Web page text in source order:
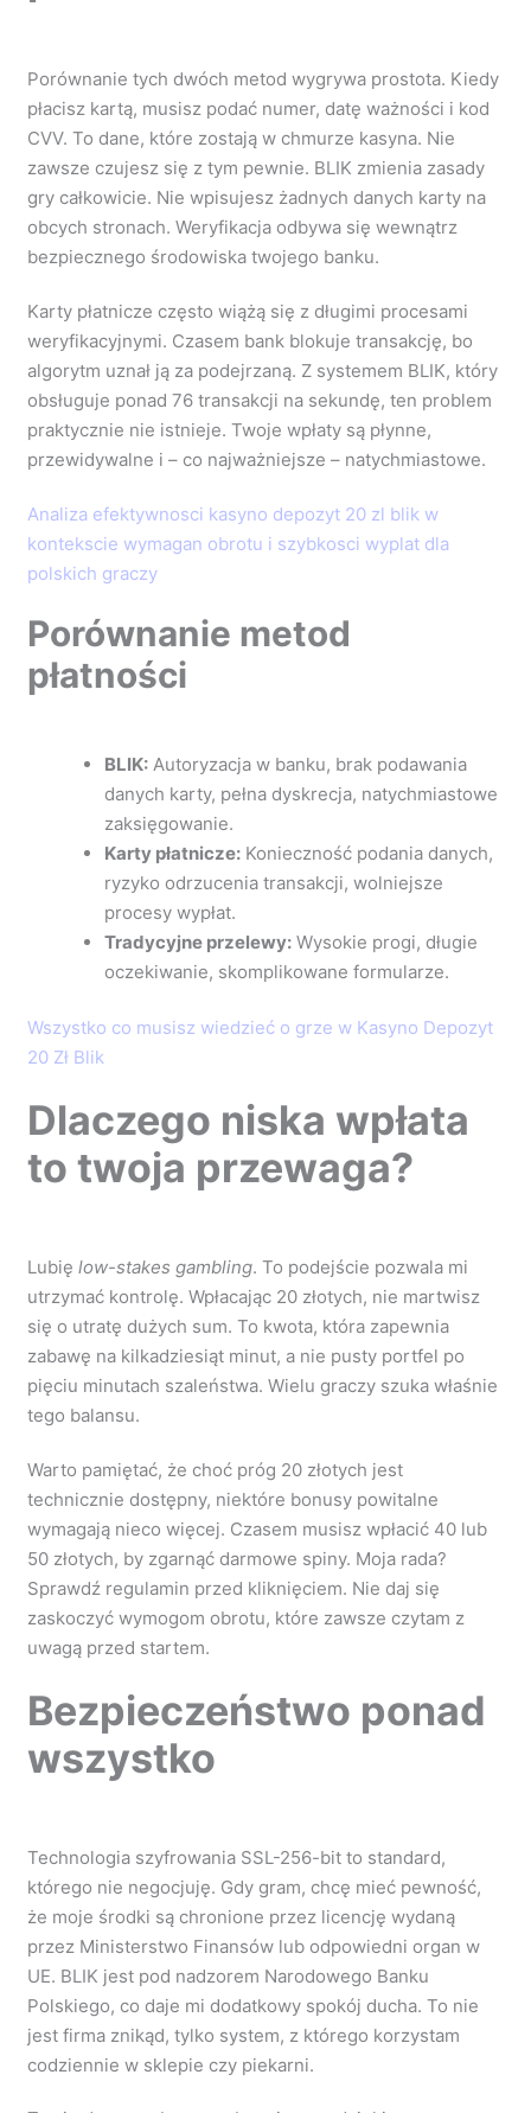
Porównanie tych dwóch metod wygrywa prostota. Kiedy
płacisz kartą, musisz podać numer, datę ważności i kod
CVV. To dane, które zostają w chmurze kasyna. Nie
zawsze czujesz się z tym pewnie. BLIK zmienia zasady
gry całkowicie. Nie wpisujesz żadnych danych karty na
obcych stronach. Weryfikacja odbywa się wewnątrz
bezpiecznego środowiska twojego banku.
Karty płatnicze często wiążą się z długimi procesami
weryfikacyjnymi. Czasem bank blokuje transakcję, bo
algorytm uznał ją za podejrzaną. Z systemem BLIK, który
obsługuje ponad 76 transakcji na sekundę, ten problem
praktycznie nie istnieje. Twoje wpłaty są płynne,
przewidywalne i – co najważniejsze – natychmiastowe.
Analiza efektywnosci kasyno depozyt 20 zl blik w
kontekscie wymagan obrotu i szybkosci wyplat dla
polskich graczy
Porównanie metod
płatności
BLIK: Autoryzacja w banku, brak podawania
danych karty, pełna dyskrecja, natychmiastowe
zaksięgowanie.
Karty płatnicze: Konieczność podania danych,
ryzyko odrzucenia transakcji, wolniejsze
procesy wypłat.
Tradycyjne przelewy: Wysokie progi, długie
oczekiwanie, skomplikowane formularze.
Wszystko co musisz wiedzieć o grze w Kasyno Depozyt
20 Zł Blik
Dlaczego niska wpłata
to twoja przewaga?
Lubięlow-stakes gambling. To podejście pozwala mi
utrzymać kontrolę. Wpłacając 20 złotych, nie martwisz
się o utratę dużych sum. To kwota, która zapewnia
zabawę na kilkadziesiąt minut, a nie pusty portfel po
pięciu minutach szaleństwa. Wielu graczy szuka właśnie
tego balansu.
Warto pamiętać, że choć próg 20 złotych jest
technicznie dostępny, niektóre bonusy powitalne
wymagają nieco więcej. Czasem musisz wpłacić 40 lub
50 złotych, by zgarnąć darmowe spiny. Moja rada?
Sprawdź regulamin przed kliknięciem. Nie daj się
zaskoczyć wymogom obrotu, które zawsze czytam z
uwagą przed startem.
Bezpieczeństwo ponad
wszystko
Technologia szyfrowania SSL-256-bit to standard,
którego nie negocjuję. Gdy gram, chcę mieć pewność,
że moje środki są chronione przez licencję wydaną
przez Ministerstwo Finansów lub odpowiedni organ w
UE. BLIK jest pod nadzorem Narodowego Banku
Polskiego, co daje mi dodatkowy spokój ducha. To nie
jest firma znikąd, tylko system, z którego korzystam
codziennie w sklepie czy piekarni.